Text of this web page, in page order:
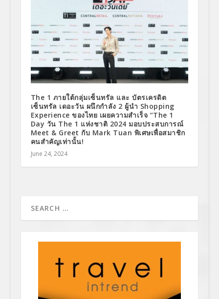
The 1 ภายใต้กลุ่มเซ็นทรัล และ บัตรเครดิต
เซ็นทรัล เดอะวัน ผนึกกำลัง 2 ผู้นำ Shopping
Experience ของไทย เผยความสำเร็จ “The 1
Day วัน The 1 แห่งชาติ 2024 มอบประสบการณ์
Meet & Greet กับ Mark Tuan พิเศษเพื่อสมาชิก
คนสำคัญเท่านั้น!
June 24, 2024